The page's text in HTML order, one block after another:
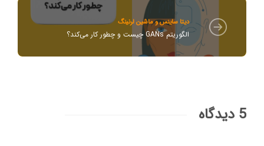
دیتا ساینس و ماشین لرنینگ
الگوریتم GANs چیست و چطور کار می‌کند؟
5 دیدگاه